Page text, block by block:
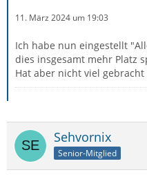
11. März 2024 um 19:03
Ich habe nun eingestellt
dies insgesamt mehr Platz
Hat aber nicht viel gebracht
Sehvornix
Senior-Mitglied